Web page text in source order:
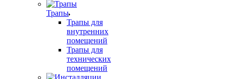
Трапы
Трапы для
внутренних
помещений
Трапы для
технических
помещений